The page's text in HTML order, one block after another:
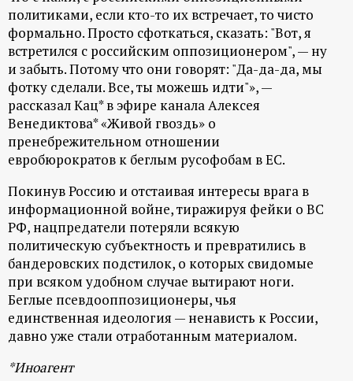
о
р
т
а
л
политиками, если кто-то их встречает, то чисто
формально. Просто сфоткаться, сказать: "Вот, я
встретился с российским оппозиционером", — ну
и забыть. Потому что они говорят: "Да-да-да, мы
фотку сделали. Все, ты можешь идти"», —
рассказал Кац* в эфире канала Алексея
Венедиктова* «Живой гвоздь» о
пренебрежительном отношении
евробюрократов к беглым русофобам в ЕС.
Покинув Россию и отстаивая интересы врага в
информационной войне, тиражируя фейки о ВС
РФ, нацпредатели потеряли всякую
политическую субъектность и превратились в
бандеровских подстилок, о которых свидомые
при всяком удобном случае вытирают ноги.
Беглые псевдооппозиционеры, чья
единственная идеология — ненависть к России,
давно уже стали отработанным материалом.
*Иноагент